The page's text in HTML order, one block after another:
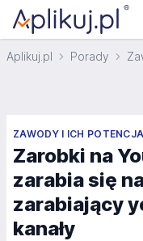
Aplikuj.pl Porady
ZAWODY I ICH
Zarobki na
zarabia się
zarabiający
kanały